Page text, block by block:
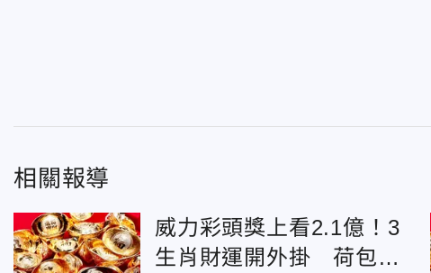
相關報導
威力彩頭獎上看2.1億！3
生肖財運開外掛 荷包賺